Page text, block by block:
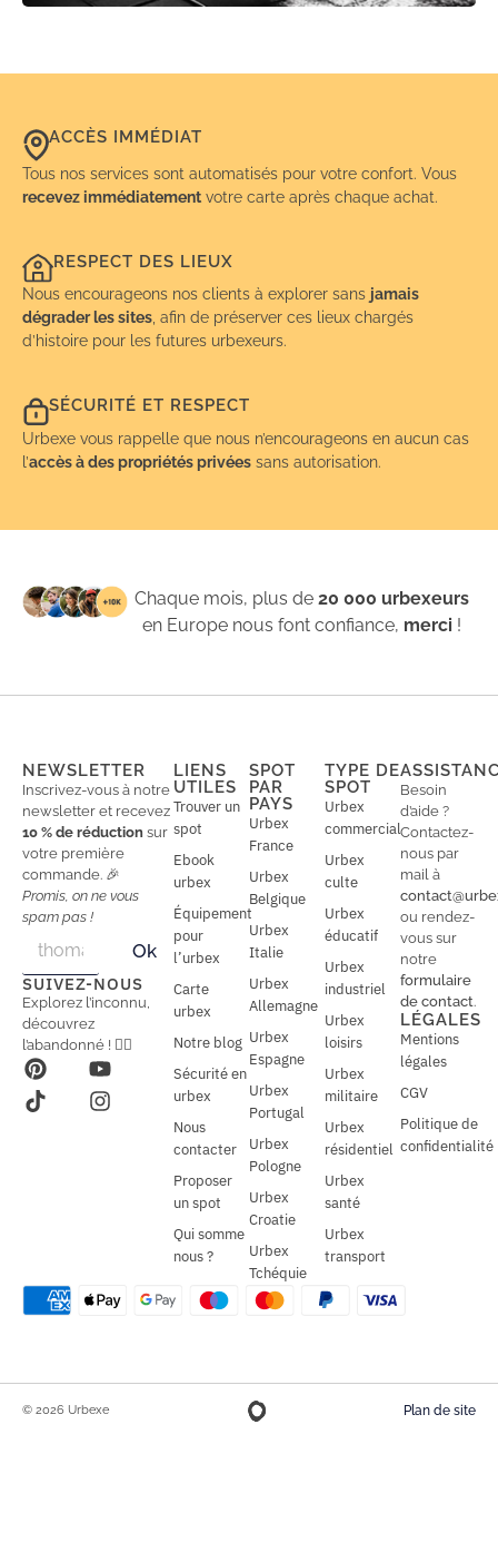
ACCÈS IMMÉDIAT
Tous nos services sont automatisés pour votre confort. Vous
recevez immédiatement votre carte après chaque achat.
RESPECT DES LIEUX
Nous encourageons nos clients à explorer sans jamais
dégrader les sites , afin de préserver ces lieux chargés
d’histoire pour les futures urbexeurs.
SÉCURITÉ ET RESPECT
Urbexe vous rappelle que nous n’encourageons en aucun cas
l’accès à des propriétés privées sans autorisation.
Chaque mois, plus de20 000 urbexeurs
en Europe nous font confiance, merci !
NEWSLETTER
Inscrivez-vous à notre
newsletter et recevez
10 % de réduction sur
votre première
commande. 🎉
Promis, on ne vous
spam pas !
a
i
l
a
i
l
*
Ok
SUIVEZ-NOUS
Explorez l’inconnu,
découvrez
l’abandonné ! 🕵️‍♂️
LIENS
UTILES
Trouver un
spot
Ebook
urbex
Équipement
pour
l’urbex
Carte
urbex
Notre blog
Sécurité en
urbex
Nous
contacter
Proposer
un spot
Qui somme
nous ?
SPOT
PAR
PAYS
Urbex
France
Urbex
Belgique
Urbex
Italie
Urbex
Allemagne
Urbex
Espagne
Urbex
Portugal
Urbex
Pologne
Urbex
Croatie
Urbex
Tchéquie
TYPE DE
SPOT
Urbex
commercial
Urbex
culte
Urbex
éducatif
Urbex
industriel
Urbex
loisirs
Urbex
militaire
Urbex
résidentiel
Urbex
santé
Urbex
transport
Besoin
d’aide ?
Contactez-
nous par
mail à
ou rendez-
vous sur
notre
formulaire
de contact.
LÉGALES
Mentions
légales
CGV
Politique de
confidentialité
© 2026 Urbexe Plan de site